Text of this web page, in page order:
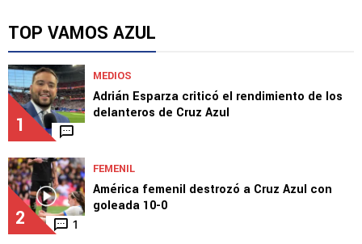
TOP VAMOS AZUL
1
MEDIOS
Adrián Esparza criticó el rendimiento de los
delanteros de Cruz Azul
2 1
FEMENIL
América femenil destrozó a Cruz Azul con
goleada 10-0